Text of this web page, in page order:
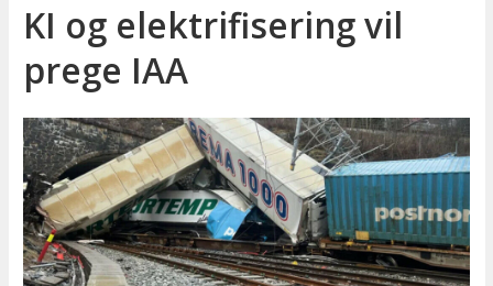
KI og elektrifisering vil
prege IAA